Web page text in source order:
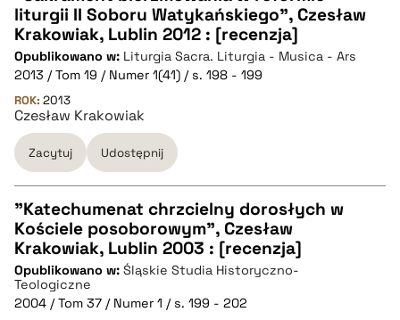
CZYSTY TEKST
pobierz cytat
BIBTEX
pobierz cytat
liturgii II Soboru Watykańskiego", Czesław
Krakowiak, Lublin 2012 : [recenzja]
Opublikowano w: Liturgia Sacra. Liturgia - Musica - Ars
2013 / Tom 19 / Numer 1(41) / s. 198 - 199
ROK: 2013
Czesław Krakowiak
Zacytuj Udostępnij
CZYSTY TEKST
pobierz cytat
"Katechumenat chrzcielny dorosłych w
Kościele posoborowym", Czesław
Krakowiak, Lublin 2003 : [recenzja]
Opublikowano w: Śląskie Studia Historyczno-
Teologiczne
2004 / Tom 37 / Numer 1 / s. 199 - 202